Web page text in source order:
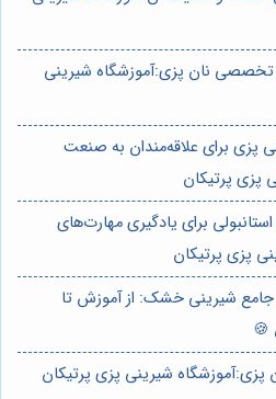
نان پزی:آموزشگاه شیرینی
پزی برای علاقه‌مندان به صنعت
پزی پرتیکان
برای یادگیری مهارت‌های
پزی پرتیکان
جامع شیرینی خشک: از آموزش تا
🍪
پزی:آموزشگاه شیرینی پزی پرتیکان